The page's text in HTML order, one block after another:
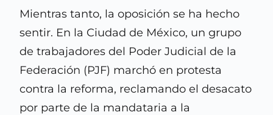
Mientras tanto, la oposición se ha hecho
sentir. En la Ciudad de México, un grupo
de trabajadores del Poder Judicial de la
Federación (PJF) marchó en protesta
contra la reforma, reclamando el desacato
por parte de la mandataria a la